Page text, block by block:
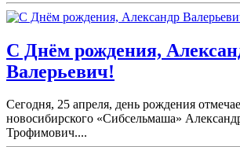
С Днём рождения,
Валерьевич!
Сегодня, 25 апреля, день рождения
новосибирского «Сибсельмаша»
Трофимович....